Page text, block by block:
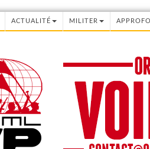
ACTUALITÉ MILITER